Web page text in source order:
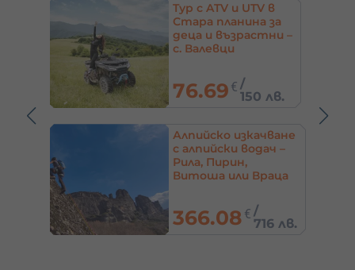
Tур с ATV и UTV в
Стара планина за
деца и възрастни –
с. Валевци
76.69 € /
150 лв.
Алпийско изкачване
с алпийски водач –
Рила, Пирин,
Витоша или Враца
366.08 € /
716 лв.